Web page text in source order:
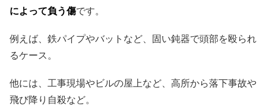
によって負う傷です。
例えば、鉄パイプやバットなど、固い鈍器で頭部を殴られ
るケース。
他には、工事現場やビルの屋上など、高所から落下事故や
飛び降り自殺など。